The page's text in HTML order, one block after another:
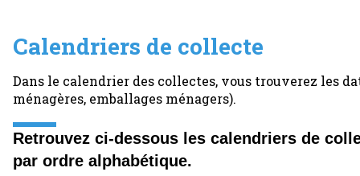
Calendriers de collecte
Dans le calendrier des collectes, vous trouverez les
ménagères, emballages ménagers).
Retrouvez ci-dessous les calendriers de
par ordre alphabétique.